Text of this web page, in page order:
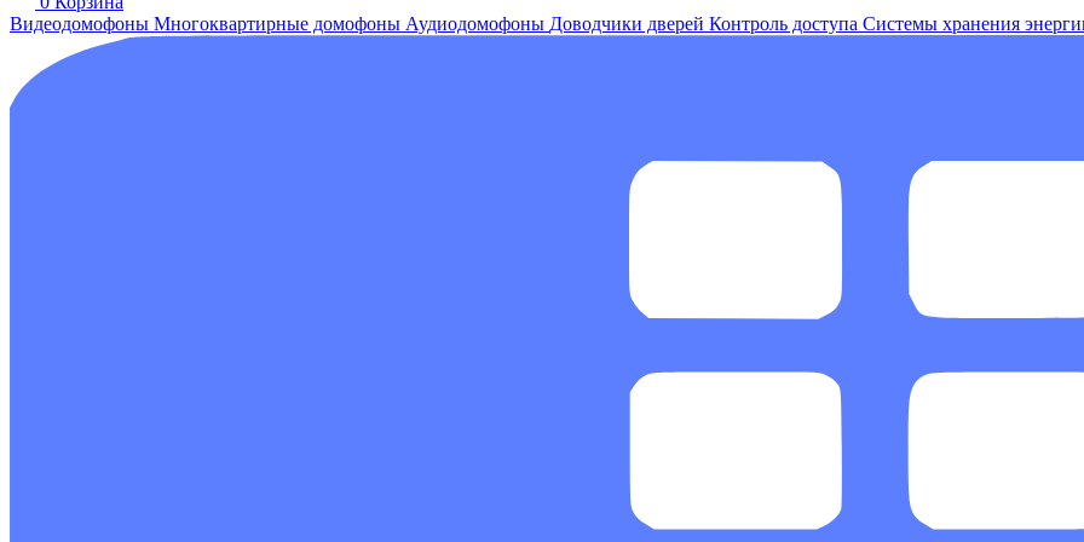
Видеодомофоны Многоквартирные домофоны Аудиодомофоны Доводчики дверей Контроль доступа Системы хранения